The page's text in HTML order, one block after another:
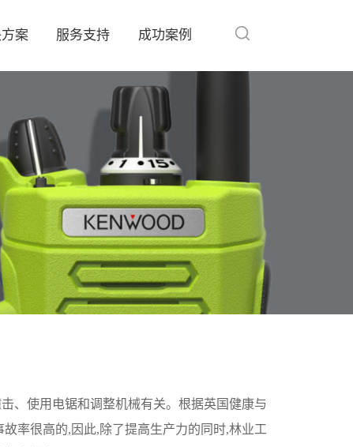
案 服务支持 成功案例
、使用电锯和调整机械有关。根据英国健康与
率很高的,因此,除了提高生产力的同时,林业工